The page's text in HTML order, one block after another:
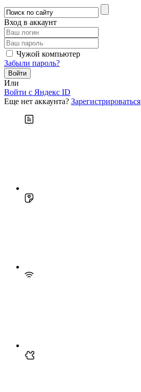
Вход в аккаунт
Чужой компьютер
Забыли пароль?
Или
Войти c Яндекс ID
Еще нет аккаунта? Зарегистрироваться